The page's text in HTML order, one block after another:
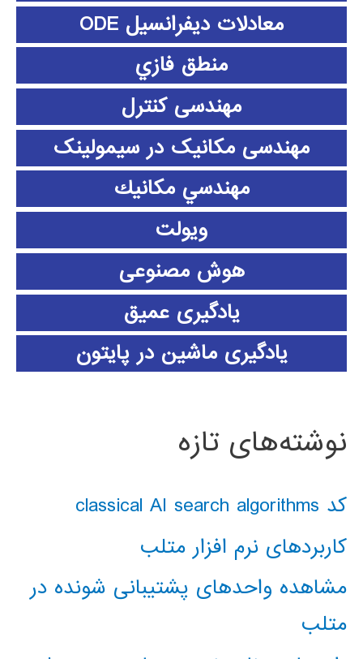
معادلات دیفرانسیل ODE
منطق فازي
مهندسی کنترل
مهندسی مکانیک در سیمولینک
مهندسي مكانيك
ویولت
هوش مصنوعی
یادگیری عمیق
یادگیری ماشین در پایتون
نوشته‌های تازه
کد classical AI search algorithms
کاربردهای نرم افزار متلب
مشاهده واحدهای پشتیبانی شونده در
متلب